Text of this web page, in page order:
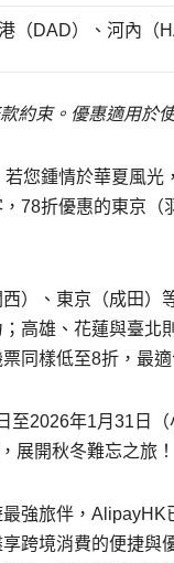
（DAD）、河內（
約束。優惠適用於
您鍾情於華夏風
78折優惠的東京
）、東京（成田
高雄、花蓮與臺
同樣低至8折，最
2026年1月31日
展開秋冬難忘之旅！
強旅伴，
跨境消費的便捷與